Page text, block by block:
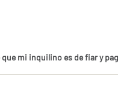
mi inquilino es de fiar y